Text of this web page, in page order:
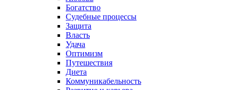
Богатство
Судебные процессы
Защита
Власть
Удача
Оптимизм
Путешествия
Диета
Коммуникабельность